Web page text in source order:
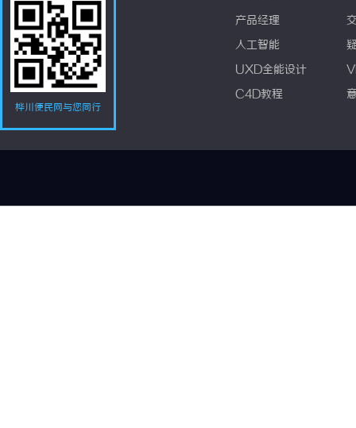
桦川便民网与您同行
产品经理
人工智能
UXD全能设计
C4D教程